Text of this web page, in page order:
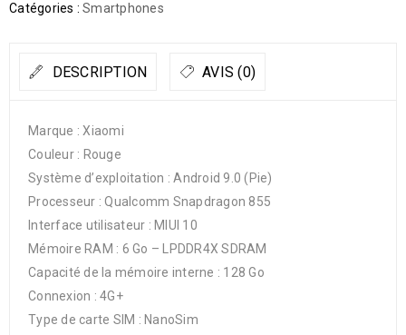
Catégories : Smartphones
DESCRIPTION AVIS (0)
Marque : Xiaomi
Couleur : Rouge
Système d’exploitation : Android 9.0 (Pie)
Processeur : Qualcomm Snapdragon 855
Interface utilisateur : MIUI 10
Mémoire RAM : 6 Go – LPDDR4X SDRAM
Capacité de la mémoire interne : 128 Go
Connexion : 4G+
Type de carte SIM : NanoSim